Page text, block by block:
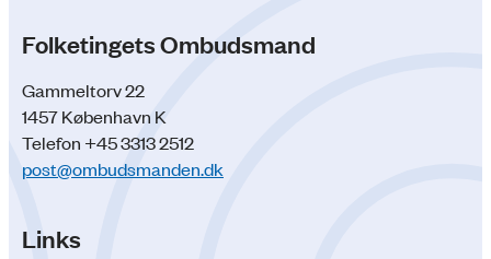
Folketingets Ombudsmand
Gammeltorv 22
1457 København K
Telefon +45 3313 2512
post@ombudsmanden.dk
Links